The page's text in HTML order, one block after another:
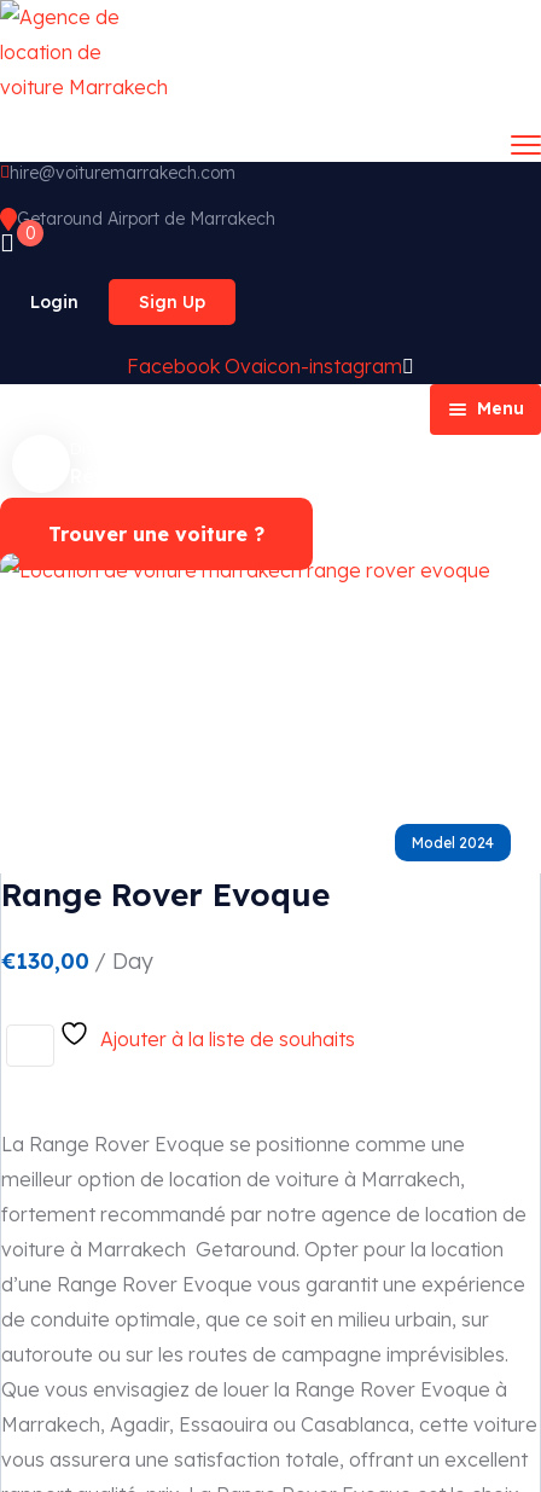
hire@voituremarrakech.com
Getaround Airport de Marrakech
0
Login Sign Up
Facebook Ovaicon-instagram
Menu
Nos services
Trouver une voiture ?
Model 2024
Range Rover Evoque
€130,00 / Day
Ajouter à la liste de souhaits
La Range Rover Evoque se positionne comme une
meilleur option de location de voiture à Marrakech,
fortement recommandé par notre agence de location de
voiture à Marrakech Getaround. Opter pour la location
d’une Range Rover Evoque vous garantit une expérience
de conduite optimale, que ce soit en milieu urbain, sur
autoroute ou sur les routes de campagne imprévisibles.
Que vous envisagiez de louer la Range Rover Evoque à
Marrakech, Agadir, Essaouira ou Casablanca, cette voiture
vous assurera une satisfaction totale, offrant un excellent